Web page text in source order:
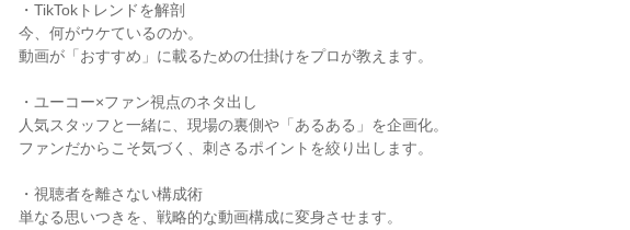
・TikTokトレンドを解剖
今、何がウケているのか。
動画が「おすすめ」に載るための仕掛けをプロが教えます。
・ユーコー×ファン視点のネタ出し
人気スタッフと一緒に、現場の裏側や「あるある」を企画化。
ファンだからこそ気づく、刺さるポイントを絞り出します。
・視聴者を離さない構成術
単なる思いつきを、戦略的な動画構成に変身させます。